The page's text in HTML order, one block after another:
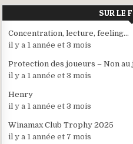
SUR LE
Concentration, lecture, feeling…
il y a 1 année et 3 mois
Protection des joueurs – Non au
il y a 1 année et 3 mois
Henry
il y a 1 année et 3 mois
Winamax Club Trophy 2025
il y a 1 année et 7 mois